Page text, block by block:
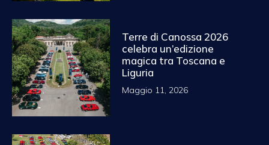
Terre di Canossa 2026
celebra un’edizione
magica tra Toscana e
Liguria
Maggio 11, 2026